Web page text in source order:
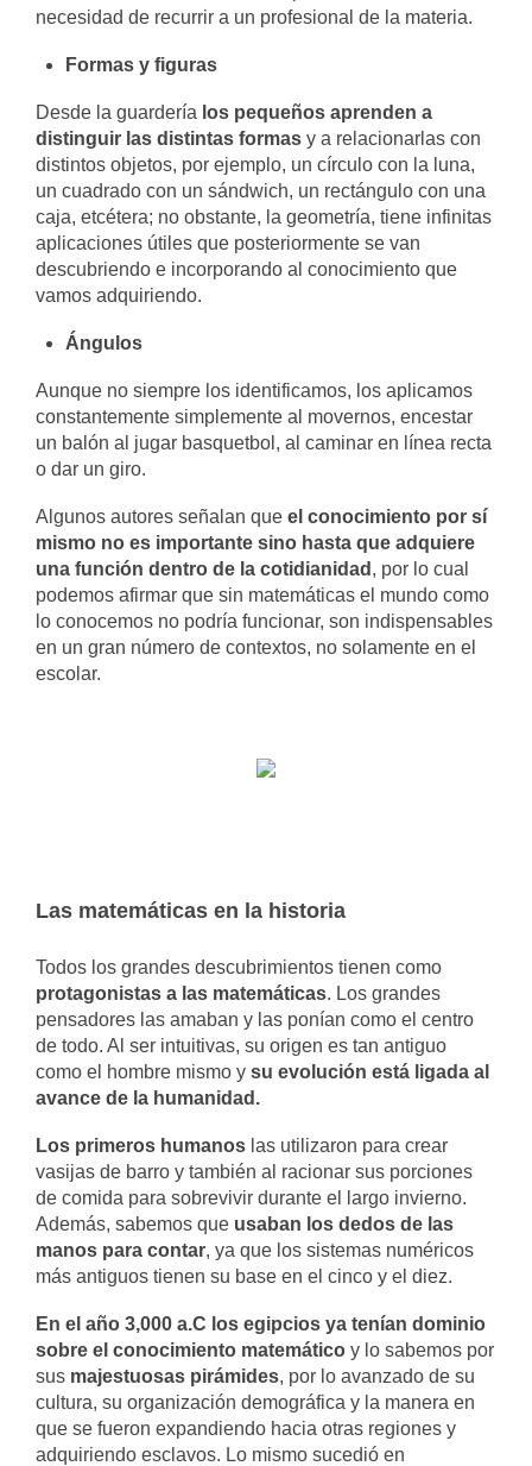
necesidad de recurrir a un profesional de la materia.
Formas y figuras
Desde la guardería los pequeños aprenden a
distinguir las distintas formas y a relacionarlas con
distintos objetos, por ejemplo, un círculo con la luna,
un cuadrado con un sándwich, un rectángulo con una
caja, etcétera; no obstante, la geometría, tiene infinitas
aplicaciones útiles que posteriormente se van
descubriendo e incorporando al conocimiento que
vamos adquiriendo.
Ángulos
Aunque no siempre los identificamos, los aplicamos
constantemente simplemente al movernos, encestar
un balón al jugar basquetbol, al caminar en línea recta
o dar un giro.
Algunos autores señalan que el conocimiento por sí
mismo no es importante sino hasta que adquiere
una función dentro de la cotidianidad , por lo cual
podemos afirmar que sin matemáticas el mundo como
lo conocemos no podría funcionar, son indispensables
en un gran número de contextos, no solamente en el
escolar.
Las matemáticas en la historia
Todos los grandes descubrimientos tienen como
protagonistas a las matemáticas. Los grandes
pensadores las amaban y las ponían como el centro
de todo. Al ser intuitivas, su origen es tan antiguo
como el hombre mismo y su evolución está ligada al
avance de la humanidad.
Los primeros humanos las utilizaron para crear
vasijas de barro y también al racionar sus porciones
de comida para sobrevivir durante el largo invierno.
Además, sabemos que usaban los dedos de las
manos para contar, ya que los sistemas numéricos
más antiguos tienen su base en el cinco y el diez.
En el año 3,000 a.C los egipcios ya tenían dominio
sobre el conocimiento matemático y lo sabemos por
sus majestuosas pirámides, por lo avanzado de su
cultura, su organización demográfica y la manera en
que se fueron expandiendo hacia otras regiones y
adquiriendo esclavos. Lo mismo sucedió en